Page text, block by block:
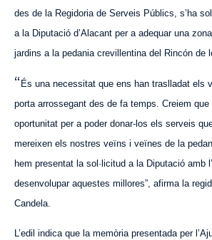
des de la Regidoria de Serveis Públics, s’ha
a la Diputació d’Alacant per a adequar una
jardins a la pedania crevillentina del Rincón de
“ És una necessitat que ens han traslladat els
porta arrossegant des de fa temps. Creiem
oportunitat per a poder donar-los els serveis
mereixen els nostres veïns i veïnes de la
hem presentat la sol·licitud a la Diputació amb
desenvolupar aquestes millores”, afirma la
Candela.
L’edil indica que la memòria presentada per